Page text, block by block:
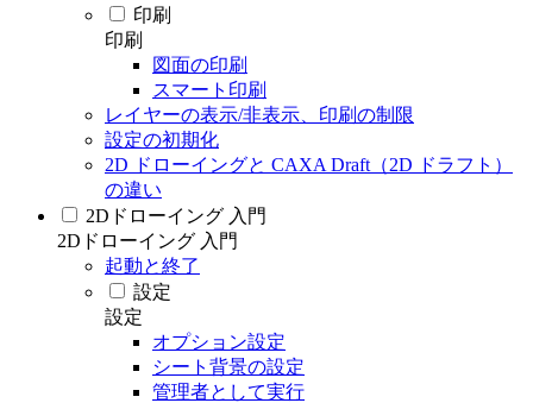
印刷
印刷
図面の印刷
スマート印刷
レイヤーの表示/非表示、印刷の制限
設定の初期化
2D ドローイングと CAXA Draft（2D ドラフト）
の違い
2Dドローイング 入門
2Dドローイング 入門
起動と終了
設定
設定
オプション設定
シート背景の設定
管理者として実行